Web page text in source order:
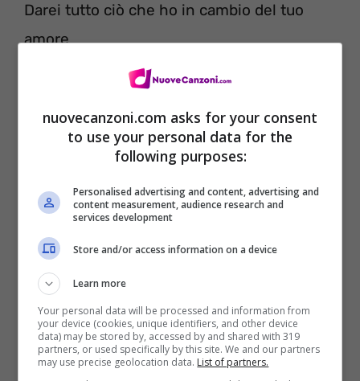
Darei tutto ciò che ho in cambio del tuo
amore
(TUTTI)
Questa volta sono pronto a correre
Fuggire da questa città e seguire il sole
nuovecanzoni.com asks for your consent
to use your personal data for the
following purposes:
Personalised advertising and content, advertising and
content measurement, audience research and
services development
Store and/or access information on a device
Learn more
Your personal data will be processed and information from
your device (cookies, unique identifiers, and other device
data) may be stored by, accessed by and shared with 319
partners, or used specifically by this site. We and our partners
may use precise geolocation data. List of partners.